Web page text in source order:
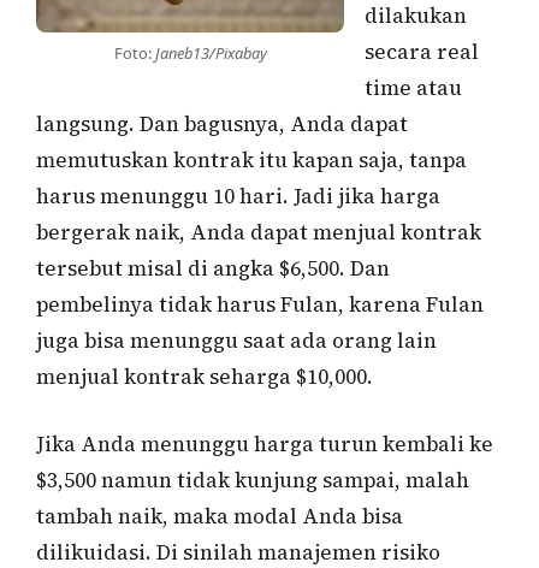
Foto:Janeb13/Pixabay
dilakukan
secara real
time atau
langsung. Dan bagusnya, Anda dapat
memutuskan kontrak itu kapan saja, tanpa
harus menunggu 10 hari. Jadi jika harga
bergerak naik, Anda dapat menjual kontrak
tersebut misal di angka $6,500. Dan
pembelinya tidak harus Fulan, karena Fulan
juga bisa menunggu saat ada orang lain
menjual kontrak seharga $10,000.
Jika Anda menunggu harga turun kembali ke
$3,500 namun tidak kunjung sampai, malah
tambah naik, maka modal Anda bisa
dilikuidasi. Di sinilah manajemen risiko